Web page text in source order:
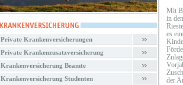
Private Krankenversicherungen
Private Krankenzusatzversicherung
Krankenversicherung Beamte
Krankenversicherung Studenten
Mit
in
es
der